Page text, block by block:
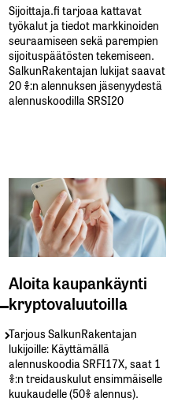
Sijoittaja.fi tarjoaa kattavat
työkalut ja tiedot markkinoiden
seuraamiseen sekä parempien
sijoituspäätösten tekemiseen.
SalkunRakentajan lukijat saavat
20 %:n alennuksen jäsenyydestä
alennuskoodilla SRSI20
Aloita kaupankäynti
kryptovaluutoilla
Tarjous SalkunRakentajan
lukijoille: Käyttämällä​ ​
alennuskoodia​ ​SRFI17X,​ ​saat​ ​1
%:n treidauskulut​ ​ensimmäiselle​ ​
kuukaudelle​ ​(50%​ ​alennus).